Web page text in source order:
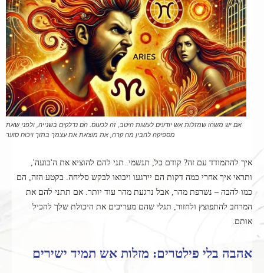
אם יש משהו שמזלות אש יודעים לעשות היטב, זה לכעוס. הם נדלקים בשנייה, ולפני שאת
מספיקה להבין מה קרה, את מוצאת את עצמך בתוך ויכוח סוער
איך להתמודד עם זה? קודם כל, תנשמי. תני להם להוציא את ה'בועה',
ותראי איך אחרי כמה דקות הם יירגעו ויבואו לבקש סליחה. בקטע הזה, הם
כמו להבה – נשרפת מהר, אבל נרגעת מהר עוד יותר. אם תתני להם את
המרחב להתפוצץ ולחזור, תגלי שהם מעריכים את היכולת שלך להכיל
אותם.
אהבה בלי פילטרים: מזלות אש תמיד ישירים